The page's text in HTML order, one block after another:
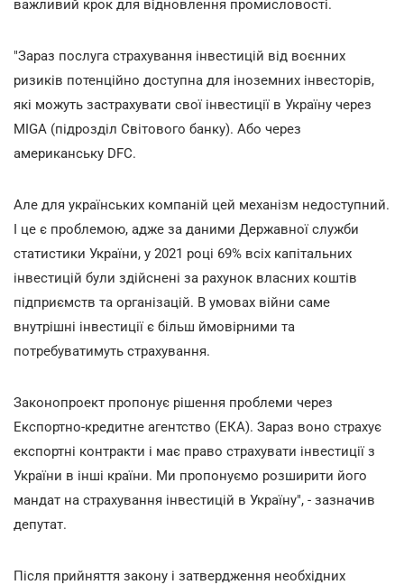
важливий крок для відновлення промисловості.
"Зараз послуга страхування інвестицій від воєнних
ризиків потенційно доступна для іноземних інвесторів,
які можуть застрахувати свої інвестиції в Україну через
MIGA (підрозділ Світового банку). Або через
американську DFC.
Але для українських компаній цей механізм недоступний.
І це є проблемою, адже за даними Державної служби
статистики України, у 2021 році 69% всіх капітальних
інвестицій були здійснені за рахунок власних коштів
підприємств та організацій. В умовах війни саме
внутрішні інвестиції є більш ймовірними та
потребуватимуть страхування.
Законопроект пропонує рішення проблеми через
Експортно-кредитне агентство (ЕКА). Зараз воно страхує
експортні контракти і має право страхувати інвестиції з
України в інші країни. Ми пропонуємо розширити його
мандат на страхування інвестицій в Україну", - зазначив
депутат.
Після прийняття закону і затвердження необхідних